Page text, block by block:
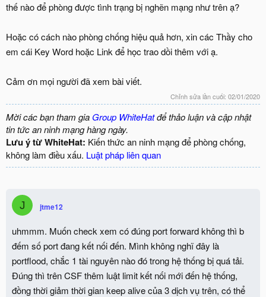
thế nào để phòng được tình trạng bị nghẽn mạng như trên ạ?
Hoặc có cách nào phòng chống hiệu quả hơn, xin các Thầy cho
em cái Key Word hoặc Link để học trao dồi thêm với ạ.
Cảm ơn mọi người đã xem bài viết.
Chỉnh sửa lần cuối: 02/01/2020
Mời các bạn tham gia Group WhiteHatđể thảo luận và cập nhật
tin tức an ninh mạng hàng ngày.
Lưu ý từ WhiteHat: Kiến thức an ninh mạng để phòng chống,
không làm điều xấu. Luật pháp liên quan
J jtme12
uhmmm. Muốn check xem có đúng port forward không thì b
đếm số port đang kết nối đến. Mình không nghĩ đây là
portflood, chắc 1 tài nguyên nào đó trong hệ thống bị quá tải.
Đúng thì trên CSF thêm luật limit kết nối mới đến hệ thống,
đồng thời giảm thời gian keep alive của 3 dịch vụ trên, có thể